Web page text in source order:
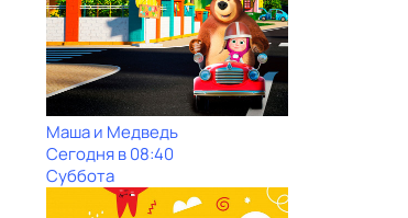
Маша и Медведь
Сегодня в 08:40
Суббота